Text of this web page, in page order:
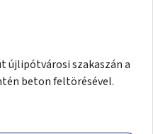
újlipótvárosi szakaszán a
beton feltörésével.